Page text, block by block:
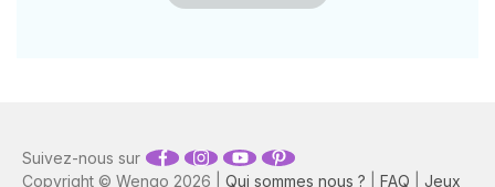
Copyright © Wengo 2026 | Qui sommes nous ? FAQ Jeux
Suivez-nous sur